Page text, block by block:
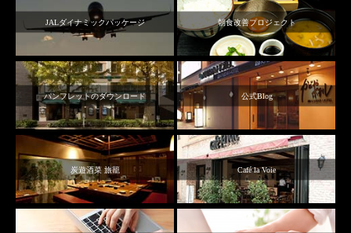
JALダイナミックパッケージ 朝食改善プロジェクト
パンフレットのダウンロード 公式Blog
炭遊酒菜 旅籠 Café la Voie